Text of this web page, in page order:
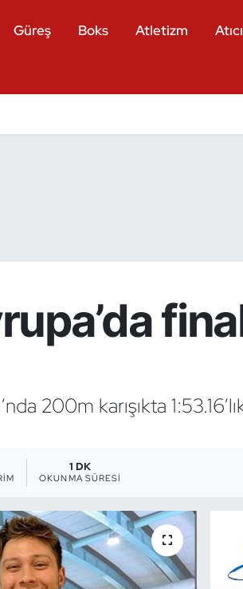
Güreş Boks Atletizm
200m karışıkta
1 DK
OKUNMA SÜRESI